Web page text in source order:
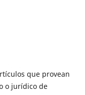
que provean
o jurídico de